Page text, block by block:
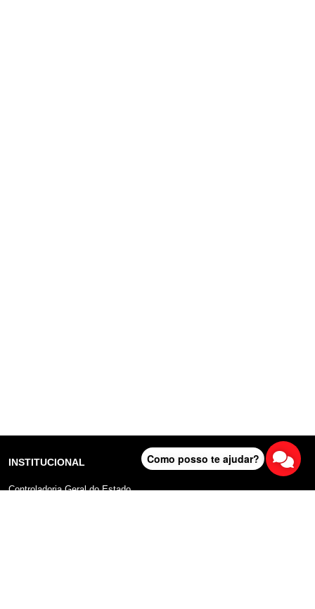
INSTITUCIONAL
Controladoria Geral do Estado
Como posso te ajudar?